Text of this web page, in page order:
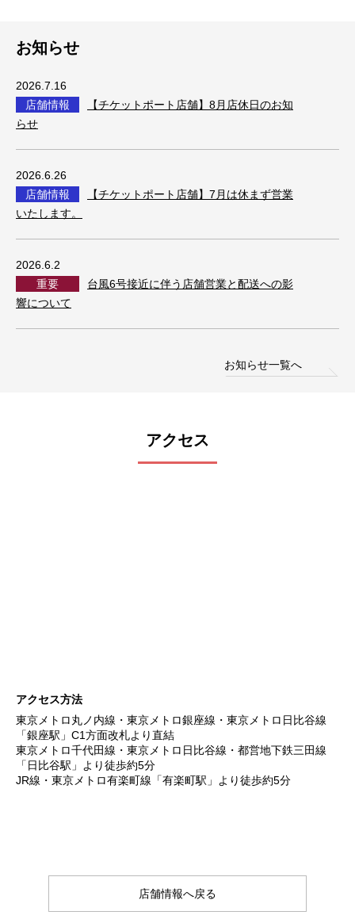
お知らせ
2026.7.16
店舗情報
【チケットポート店舗】8月店休日のお知
らせ
2026.6.26
店舗情報
【チケットポート店舗】7月は休まず営業
いたします。
2026.6.2
重要
台風6号接近に伴う店舗営業と配送への影
響について
お知らせ一覧へ
アクセス
アクセス方法
東京メトロ丸ノ内線・東京メトロ銀座線・東京メトロ日比谷線
「銀座駅」C1方面改札より直結
東京メトロ千代田線・東京メトロ日比谷線・都営地下鉄三田線
「日比谷駅」より徒歩約5分
JR線・東京メトロ有楽町線「有楽町駅」より徒歩約5分
店舗情報へ戻る